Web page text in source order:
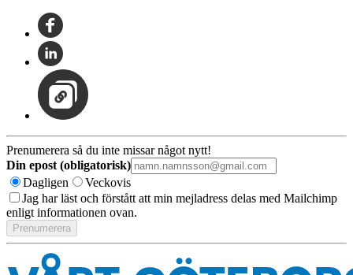
Prenumerera så du inte missar något nytt!
Din epost (obligatorisk)
Dagligen
Veckovis
Jag har läst och förstått att min mejladress delas med Mailchimp
enligt informationen ovan.